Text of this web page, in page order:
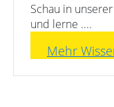
Schau in
und lerne ....
Mehr